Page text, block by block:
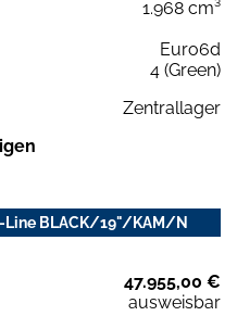
1.968 cm³
Euro6d
4 (Green)
Zentrallager
Line BLACK/19"/KAM/N
47.955,00 €
ausweisbar